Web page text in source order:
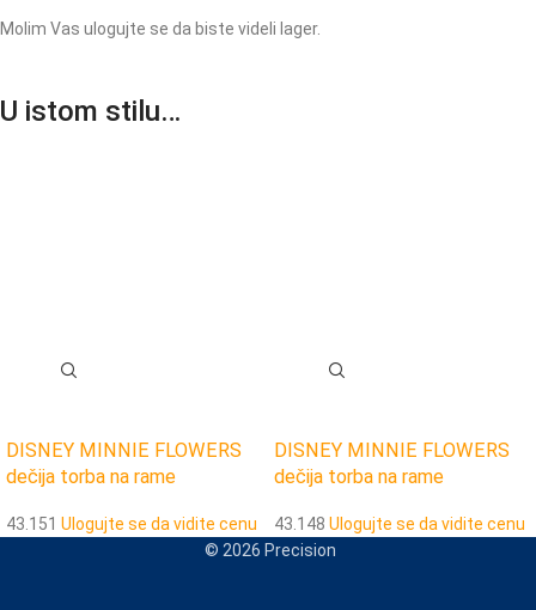
Molim Vas ulogujte se da biste videli lager.
U istom stilu…
DISNEY MINNIE FLOWERS
dečija torba na rame
43.151 Ulogujte se da vidite cenu
DISNEY MINNIE FLOWERS
dečija torba na rame
43.148 Ulogujte se da vidite cenu
© 2026 Precision